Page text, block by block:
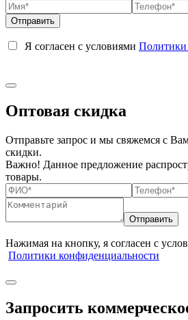
Я согласен с условиями Политики
Оптовая скидка
Отправьте запрос и мы свяжемся с
скидки.
Важно! Данное предложение
товары.
Нажимая на кнопку, я согласен с
Политики конфиденциальности
Запросить